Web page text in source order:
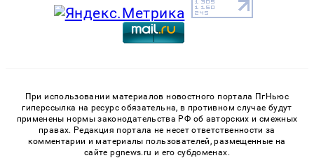
При использовании материалов новостного портала ПгНьюс
гиперссылка на ресурс обязательна, в противном случае будут
применены нормы законодательства РФ об авторских и смежных
правах. Редакция портала не несет ответственности за
комментарии и материалы пользователей, размещенные на
сайте pgnews.ru и его субдоменах.